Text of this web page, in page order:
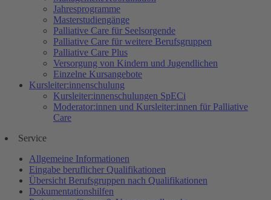
Jahresprogramme
Masterstudiengänge
Palliative Care für Seelsorgende
Palliative Care für weitere Berufsgruppen
Palliative Care Plus
Versorgung von Kindern und Jugendlichen
Einzelne Kursangebote
Kursleiter:innenschulung
Kursleiter:innenschulungen SpECi
Moderator:innen und Kursleiter:innen für Palliative
Care
Service
Allgemeine Informationen
Eingabe beruflicher Qualifikationen
Übersicht Berufsgruppen nach Qualifikationen
Dokumentationshilfen